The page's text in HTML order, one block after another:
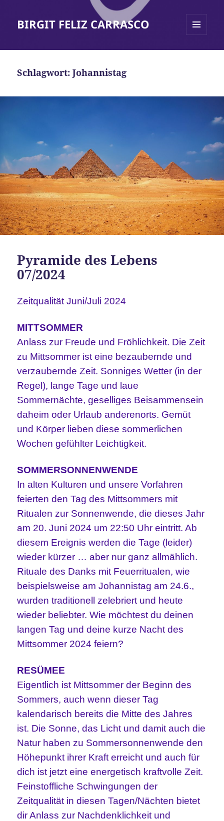
BIRGIT FELIZ CARRASCO
Schlagwort:Johannistag
Pyramide des Lebens
07/2024
Zeitqualität Juni/Juli 2024
MITTSOMMER
Anlass zur Freude und Fröhlichkeit. Die Zeit
zu Mittsommer ist eine bezaubernde und
verzaubernde Zeit. Sonniges Wetter (in der
Regel), lange Tage und laue
Sommernächte, geselliges Beisammensein
daheim oder Urlaub anderenorts. Gemüt
und Körper lieben diese sommerlichen
Wochen gefühlter Leichtigkeit.
SOMMERSONNENWENDE
In alten Kulturen und unsere Vorfahren
feierten den Tag des Mittsommers mit
Ritualen zur Sonnenwende, die dieses Jahr
am 20. Juni 2024 um 22:50 Uhr eintritt. Ab
diesem Ereignis werden die Tage (leider)
wieder kürzer … aber nur ganz allmählich.
Rituale des Danks mit Feuerritualen, wie
beispielsweise am Johannistag am 24.6.,
wurden traditionell zelebriert und heute
wieder beliebter. Wie möchtest du deinen
langen Tag und deine kurze Nacht des
Mittsommer 2024 feiern?
RESÜMEE
Eigentlich ist Mittsommer der Beginn des
Sommers, auch wenn dieser Tag
kalendarisch bereits die Mitte des Jahres
ist. Die Sonne, das Licht und damit auch die
Natur haben zu Sommersonnenwende den
Höhepunkt ihrer Kraft erreicht und auch für
dich ist jetzt eine energetisch kraftvolle Zeit.
Feinstoffliche Schwingungen der
Zeitqualität in diesen Tagen/Nächten bietet
dir Anlass zur Nachdenklichkeit und